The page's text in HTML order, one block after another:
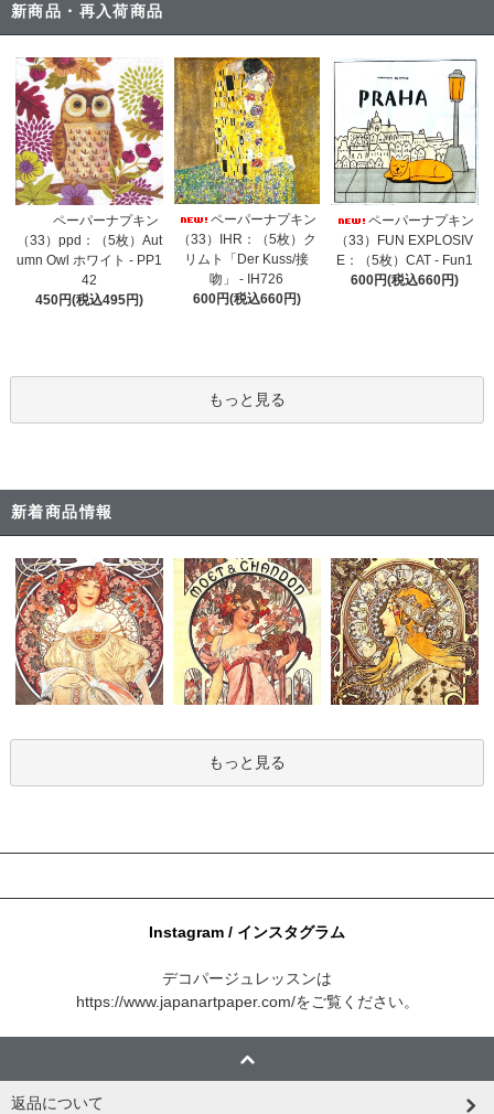
新商品・再入荷商品
ペーパーナプキン
（33）ppd：（5枚）Aut
umn Owl ホワイト - PP1
42
450円(税込495円)
ペーパーナプキン
（33）IHR：（5枚）ク
リムト「Der Kuss/接
吻」 - IH726
600円(税込660円)
ペーパーナプキン
（33）FUN EXPLOSIV
E：（5枚）CAT - Fun1
600円(税込660円)
もっと見る
新着商品情報
もっと見る
Instagram / インスタグラム
デコパージュレッスンは
https://www.japanartpaper.com/をご覧ください。
返品について